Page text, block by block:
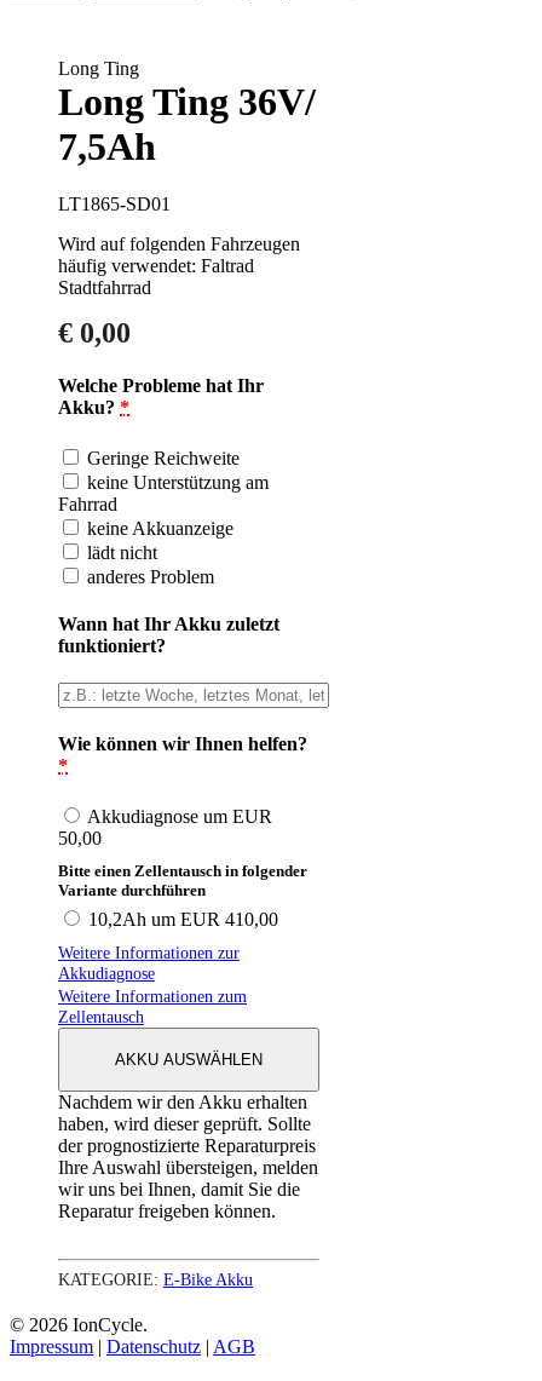
Long Ting
Long Ting 36V/
7,5Ah
LT1865-SD01
Wird auf folgenden Fahrzeugen
häufig verwendet: Faltrad
Stadtfahrrad
€ 0,00
Welche Probleme hat Ihr
Akku? *
Geringe Reichweite
keine Unterstützung am
Fahrrad
keine Akkuanzeige
lädt nicht
anderes Problem
Wann hat Ihr Akku zuletzt
funktioniert?
Wie können wir Ihnen helfen?
*
Akkudiagnose um EUR
50,00
Bitte einen Zellentausch in folgender
Variante durchführen
10,2Ah um EUR 410,00
Weitere Informationen zur
Akkudiagnose
Weitere Informationen zum
Zellentausch
AKKU AUSWÄHLEN
Nachdem wir den Akku erhalten
haben, wird dieser geprüft. Sollte
der prognostizierte Reparaturpreis
Ihre Auswahl übersteigen, melden
wir uns bei Ihnen, damit Sie die
Reparatur freigeben können.
KATEGORIE: E-Bike Akku
© 2026 IonCycle.
Impressum | Datenschutz | AGB